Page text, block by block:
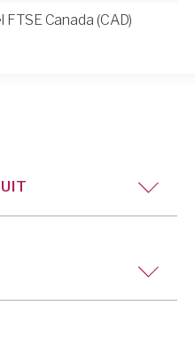
Canada (CAD)